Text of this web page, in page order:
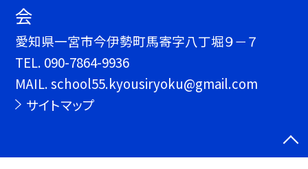
会
愛知県一宮市今伊勢町馬寄字八丁堀９－７
TEL. 090-7864-9936
MAIL. school55.kyousiryoku@gmail.com
サイトマップ